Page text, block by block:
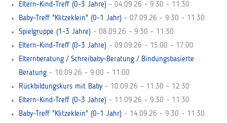
Eltern-Kind-Treff (0-3 Jahre) - 04.09.26 - 9:30 - 11:30
Baby-Treff "Klitzeklein" (0-1 Jahr) - 07.09.26 - 9:30 - 11:30
Spielgruppe (1-3 Jahre) - 08.09.26 - 9:30 - 11:30
Eltern-Kind-Treff (0-3 Jahre) - 09.09.26 - 15:00 - 17:00
Elternberatung / Schreibaby-Beratung / Bindungsbasierte
Beratung - 10.09.26 - 9:00 - 11:00
Rückbildungskurs mit Baby - 10.09.26 - 11:30 - 12:30
Eltern-Kind-Treff (0-3 Jahre) - 11.09.26 - 9:30 - 11:30
Baby-Treff "Klitzeklein" (0-1 Jahr) - 14.09.26 - 9:30 - 11:30